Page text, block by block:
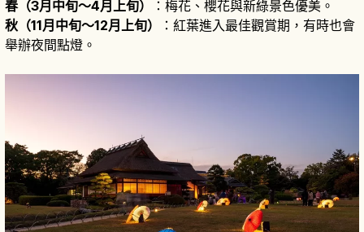
春（3月中旬～4月上旬）
：梅花、櫻花與新綠景色優美。
秋（11月中旬～12月上旬）
：紅葉進入最佳觀賞期，有時也會
舉辦夜間點燈。